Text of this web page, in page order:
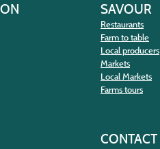
SAVOUR
Restaurants
Farm to table
Local producers
Markets
Local Markets
Farms tours
CONTACT